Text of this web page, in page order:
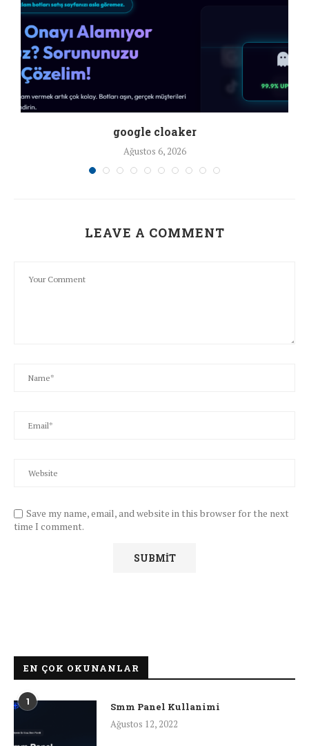
google cloaker
Ağustos 6, 2026
LEAVE A COMMENT
Save my name, email, and website in this browser for the next
time I comment.
EN ÇOK OKUNANLAR
1
Smm Panel Kullanimi
Ağustos 12, 2022